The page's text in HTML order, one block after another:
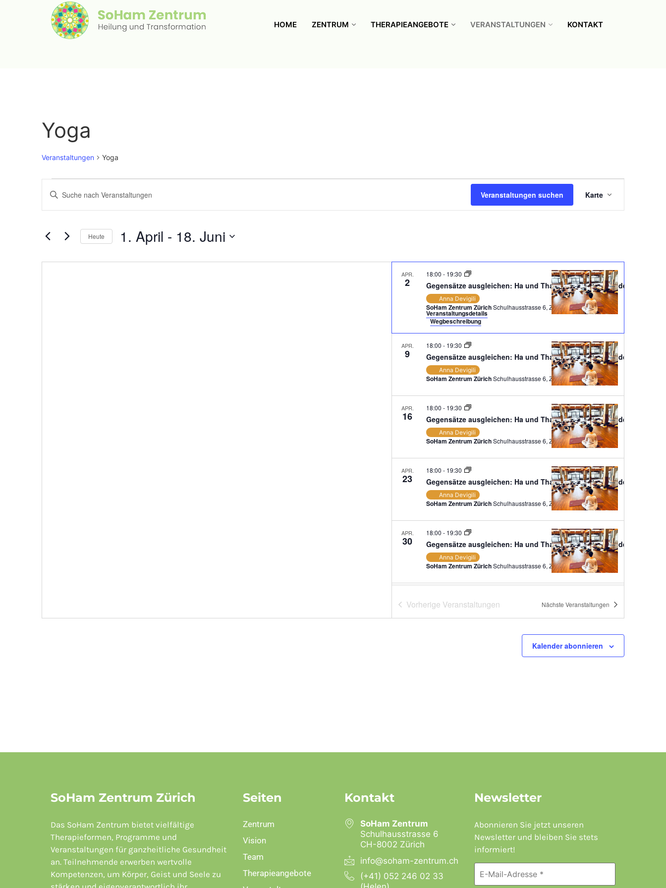
HOME ZENTRUM THERAPIEANGEBOTE VERANSTALTUNGEN KONTAKT
Yoga
Veranstaltungen Yoga
Veranstaltungen
Such-
Ansichtennavigation
Geben
Sie
Schlüsselwort.
Veranstaltungen
Schlüsselwort.
Veranstaltungen suchen Karte
Heute 1. April - 18. Juni
APR.
2 Gegensätze ausgleichen: Ha und Tha, Sonnen- und Mondenergien
18:00- 19:30
Anna Devigili
SoHam Zentrum Zürich Schulhausstrasse 6, Zürich
Veranstaltungsdetails
Wegbeschreibung
APR.
9 Gegensätze ausgleichen: Ha und Tha, Sonnen- und Mondenergien
18:00- 19:30
Anna Devigili
SoHam Zentrum Zürich Schulhausstrasse 6, Zürich
APR.
16 Gegensätze ausgleichen: Ha und Tha, Sonnen- und Mondenergien
18:00- 19:30
Anna Devigili
SoHam Zentrum Zürich Schulhausstrasse 6, Zürich
APR.
23 Gegensätze ausgleichen: Ha und Tha, Sonnen- und Mondenergien
18:00- 19:30
Anna Devigili
SoHam Zentrum Zürich Schulhausstrasse 6, Zürich
APR.
30 Gegensätze ausgleichen: Ha und Tha, Sonnen- und Mondenergien
18:00- 19:30
Anna Devigili
SoHam Zentrum Zürich Schulhausstrasse 6, Zürich
7 Gegensätze ausgleichen: Ha und Tha, Sonnen- und Mondenergien
Anna Devigili
SoHam Zentrum Zürich Schulhausstrasse 6, Zürich
Gegensätze ausgleichen: Ha und Tha, Sonnen- und Mondenergien
JUNI
Gegensätze ausgleichen: Ha und Tha, Sonnen- und Mondenergien
SoHam Zentrum Zürich
Vorherige Veranstaltungen Nächste Veranstaltungen
Kalender abonnieren
SoHam Zentrum Zürich
Das SoHam Zentrum bietet vielfältige
Therapieformen, Programme und
Veranstaltungen für ganzheitliche Gesundheit
an. Teilnehmende erwerben wertvolle
Kompetenzen, um Körper, Geist und Seele zu
Seiten
Zentrum
Vision
Team
Therapieangebote
Kontakt
SoHam Zentrum
Schulhausstrasse 6
CH-8002 Zürich
info@soham-zentrum.ch
(+41) 052 246 02 33
Newsletter
Abonnieren Sie jetzt unseren
Newsletter und bleiben Sie stets
informiert!